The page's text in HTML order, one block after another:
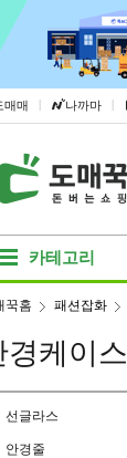
매매 | 나까마 |
카테고리
꾹홈 패션잡화
경케이스
선글라스
안경줄